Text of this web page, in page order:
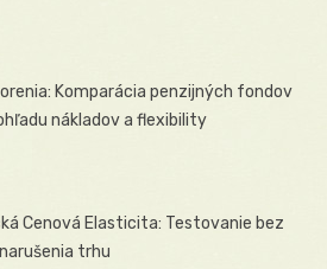
Komparácia penzijných fondov
nákladov a flexibility
Cenová Elasticita: Testovanie bez
trhu